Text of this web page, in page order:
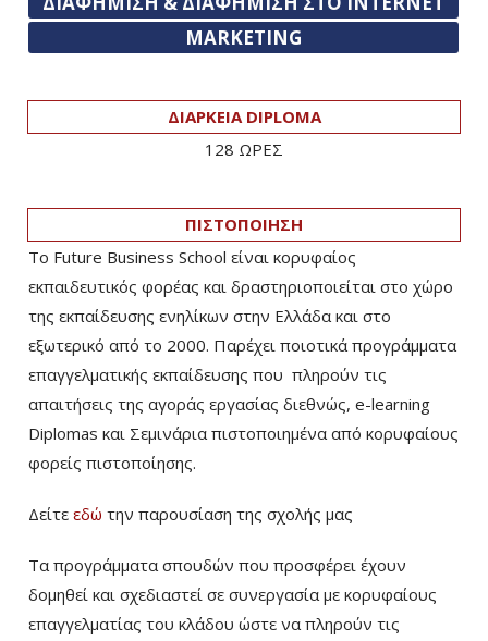
MARKETING
ΔΙΑΡΚΕΙΑ DIPLOMA
128 ΩΡΕΣ
ΠΙΣΤΟΠΟΙΗΣΗ
Το Future Business School είναι κορυφαίος
εκπαιδευτικός φορέας και δραστηριοποιείται στο χώρο
της εκπαίδευσης ενηλίκων στην Ελλάδα και στο
εξωτερικό από το 2000. Παρέχει ποιοτικά προγράμματα
επαγγελματικής εκπαίδευσης που πληρούν τις
απαιτήσεις της αγοράς εργασίας διεθνώς, e-learning
Diplomas και Σεμινάρια πιστοποιημένα από κορυφαίους
φορείς πιστοποίησης.
Δείτε εδώ την παρουσίαση της σχολής μας
Τα προγράμματα σπουδών που προσφέρει έχουν
δομηθεί και σχεδιαστεί σε συνεργασία με κορυφαίους
επαγγελματίας του κλάδου ώστε να πληρούν τις